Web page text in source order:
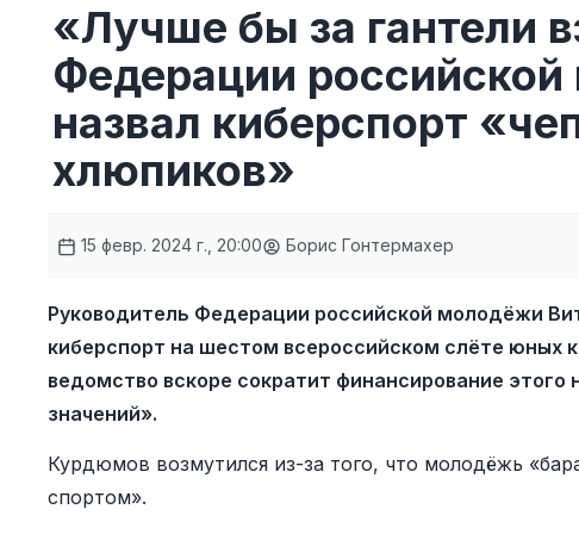
«Лучше бы за гантели
Федерации
назвал киберспорт
хлюпиков»
15 февр. 2024 г., 20:00 Борис Гонтермахер
Руководитель Федерации российской молодёжи
киберспорт на шестом всероссийском слёте юных
ведомство вскоре сократит финансирование
значений».
Курдюмов возмутился из-за того, что молодёжь
спортом».